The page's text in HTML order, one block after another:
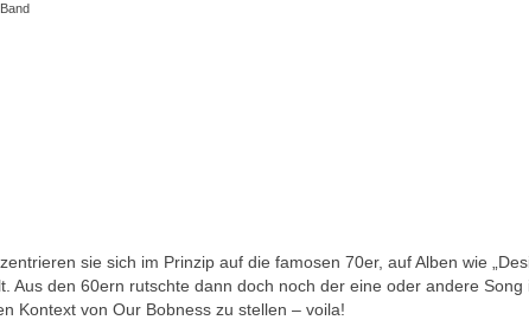
sie sich im Prinzip auf die famosen 70er, auf Alben wie
Aus den 60ern rutschte dann doch noch der eine oder andere Song
Kontext von Our Bobness zu stellen – voila!